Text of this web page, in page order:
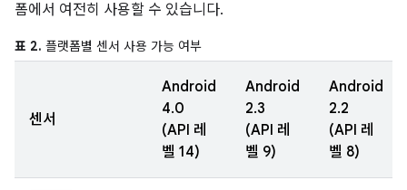
폼에서 여전히 사용할 수 있습니다.
표 2. 플랫폼별 센서 사용 가능 여부
센서
Android
4.0
(API 레
벨 14)
Android
2.3
(API 레
벨 9)
Android
2.2
(API 레
벨 8)